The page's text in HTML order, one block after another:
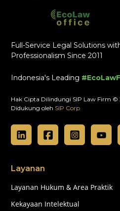
Full-Service Legal Solutions
Professionalism Since 2011
Indonesia's Leading
Hak Cipta Dilindungi SIP Law Firm ©
Didukung oleh SIP Corp
Layanan
Layanan Hukum & Area Praktik
Kekayaan Intelektual